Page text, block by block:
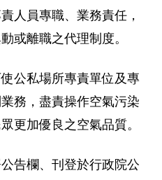
人員專職、業務責任，
或離職之代理制度。
公私場所專責單位及專
務，盡責操作空氣污染
更加優良之空氣品質。
告欄、刊登於行政院公